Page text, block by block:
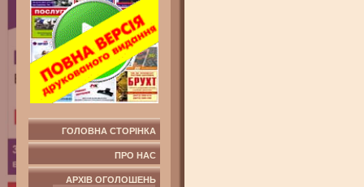
ГОЛОВНА СТОРІНКА
ПРО НАС
АРХІВ ОГОЛОШЕНЬ